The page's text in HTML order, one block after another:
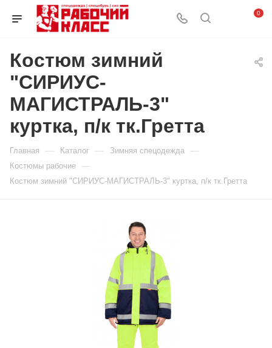
0
Костюм зимний
"СИРИУС-
МАГИСТРАЛЬ-3"
куртка, п/к тк.Гретта
Главная — Каталог — Зимняя спецодежда —
Костюмы рабочие —
Костюм зимний "СИРИУС-МАГИСТРАЛЬ-3" куртка, п/к тк.Гретта